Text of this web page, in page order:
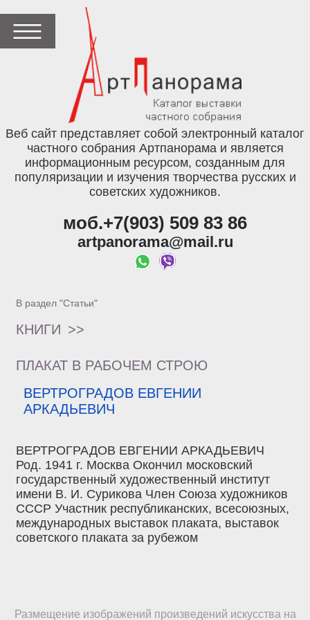
Веб сайт представляет собой электронный каталог
частного собрания Артпанорама и является
информационным ресурсом, созданным для
популяризации и изучения творчества русских и
советских художников.
моб.+7(903) 509 83 86
artpanorama@mail.ru
В раздел "Статьи"
КНИГИ >>
ПЛАКАТ В РАБОЧЕМ СТРОЮ
ВЕРТРОГРАДОВ ЕВГЕНИИ
АРКАДЬЕВИЧ
ВЕРТРОГРАДОВ ЕВГЕНИИ АРКАДЬЕВИЧ
Род. 1941 г. Москва Окончил московский
государственный художественный институт
имени В. И. Сурикова Член Союза художников
СССР Участник республиканских, всесоюзных,
международных выставок плаката, выставок
советского плаката за рубежом
Размещение изображений произведений искусства на